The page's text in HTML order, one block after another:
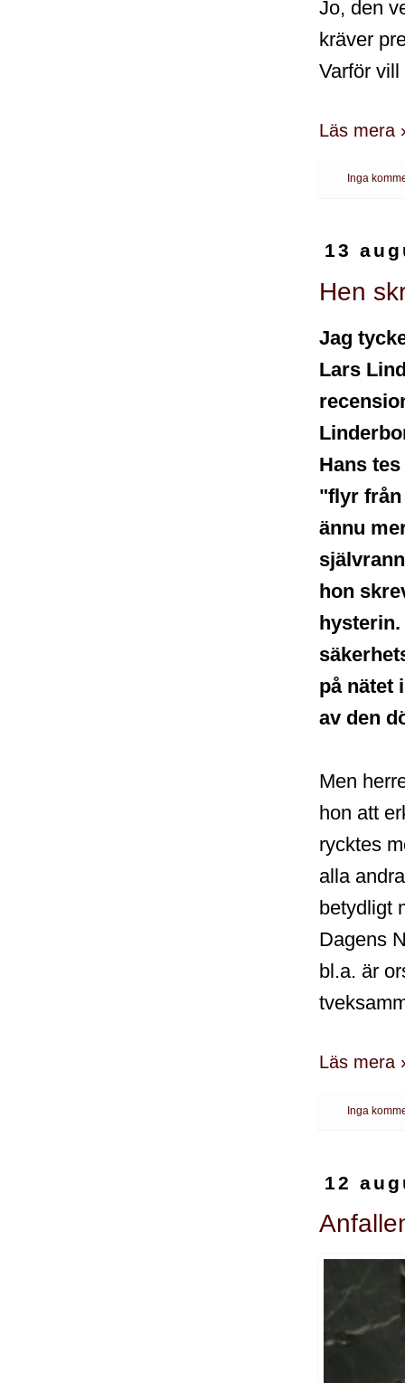
Jo, den
kräver
Varför
Läs mera
Inga
13
Hen
Jag
Lars
Hans
"flyr från
ännu
hon
på nätet
av den
Men
hon att
rycktes
alla
betydligt
Dagens
bl.a. är
Läs mera
Inga
12